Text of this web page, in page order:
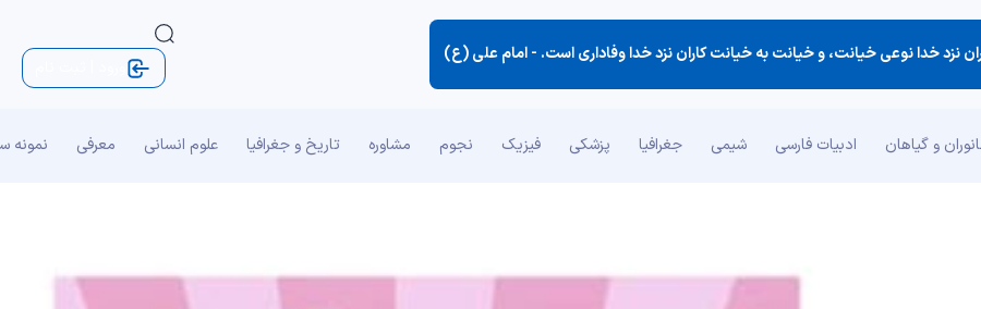
نزد خدا نوعی خیانت، و خیانت به خیانت كاران نزد خدا وفاداری است. -امام علی (ع)
و گیاهان ادبیات فارسی شیمی جغرافیا پزشکی فیزیک نجوم مشاوره تاریخ و جغرافیا علوم انسانی معرفی نمونه